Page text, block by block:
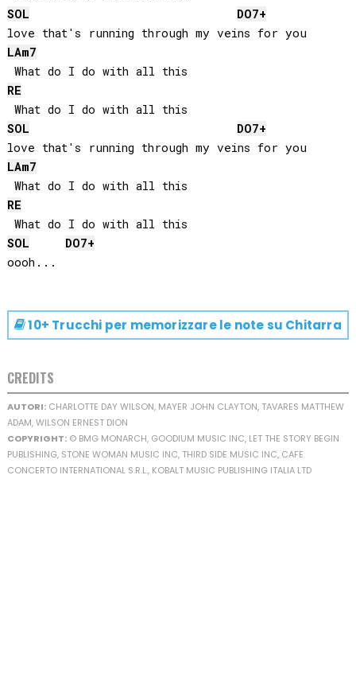
SOL
DO7+
LAm7
RE
SOL
DO7+
LAm7
RE
SOL
DO7+
10+ Trucchi per memorizzare le note su Chitarra
CREDITS
AUTORI:CHARLOTTE DAY WILSON, MAYER JOHN CLAYTON, TAVARES MATTHEW
ADAM, WILSON ERNEST DION
COPYRIGHT:© BMG MONARCH, GOODIUM MUSIC INC, LET THE STORY BEGIN
PUBLISHING, STONE WOMAN MUSIC INC, THIRD SIDE MUSIC INC, CAFE
CONCERTO INTERNATIONAL S.R.L., KOBALT MUSIC PUBLISHING ITALIA LTD